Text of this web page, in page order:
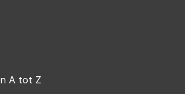
A tot Z